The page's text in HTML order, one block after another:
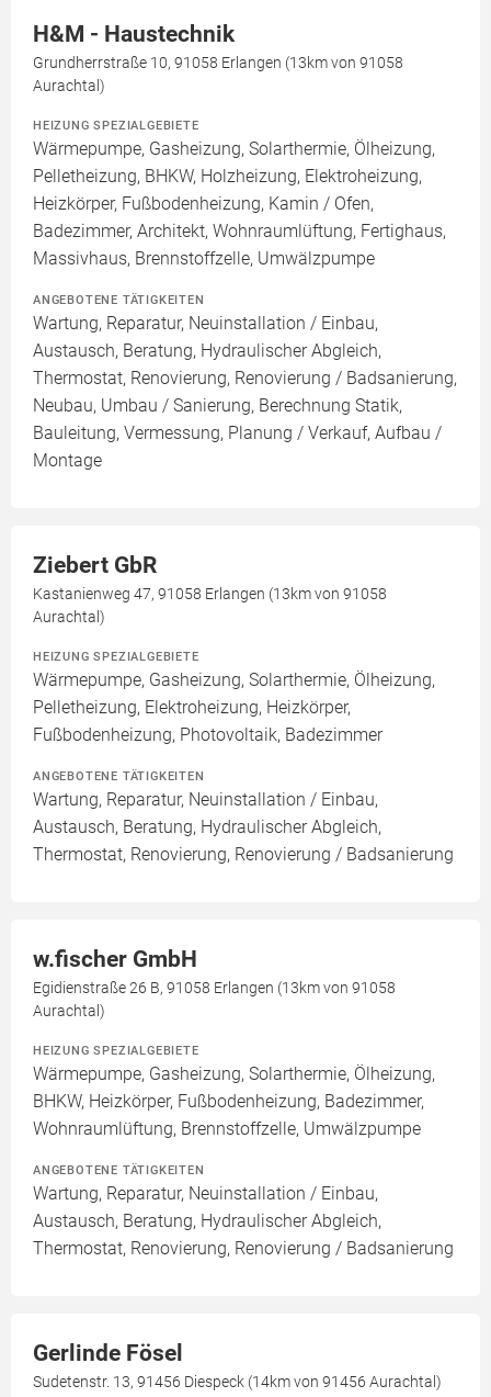
H&M - Haustechnik
Grundherrstraße 10, 91058 Erlangen (13km von 91058
Aurachtal)
HEIZUNG SPEZIALGEBIETE
Wärmepumpe, Gasheizung, Solarthermie, Ölheizung,
Pelletheizung, BHKW, Holzheizung, Elektroheizung,
Heizkörper, Fußbodenheizung, Kamin / Ofen,
Badezimmer, Architekt, Wohnraumlüftung, Fertighaus,
Massivhaus, Brennstoffzelle, Umwälzpumpe
ANGEBOTENE TÄTIGKEITEN
Wartung, Reparatur, Neuinstallation / Einbau,
Austausch, Beratung, Hydraulischer Abgleich,
Thermostat, Renovierung, Renovierung / Badsanierung,
Neubau, Umbau / Sanierung, Berechnung Statik,
Bauleitung, Vermessung, Planung / Verkauf, Aufbau /
Montage
Ziebert GbR
Kastanienweg 47, 91058 Erlangen (13km von 91058
Aurachtal)
HEIZUNG SPEZIALGEBIETE
Wärmepumpe, Gasheizung, Solarthermie, Ölheizung,
Pelletheizung, Elektroheizung, Heizkörper,
Fußbodenheizung, Photovoltaik, Badezimmer
ANGEBOTENE TÄTIGKEITEN
Wartung, Reparatur, Neuinstallation / Einbau,
Austausch, Beratung, Hydraulischer Abgleich,
Thermostat, Renovierung, Renovierung / Badsanierung
w.fischer GmbH
Egidienstraße 26 B, 91058 Erlangen (13km von 91058
Aurachtal)
HEIZUNG SPEZIALGEBIETE
Wärmepumpe, Gasheizung, Solarthermie, Ölheizung,
BHKW, Heizkörper, Fußbodenheizung, Badezimmer,
Wohnraumlüftung, Brennstoffzelle, Umwälzpumpe
ANGEBOTENE TÄTIGKEITEN
Wartung, Reparatur, Neuinstallation / Einbau,
Austausch, Beratung, Hydraulischer Abgleich,
Thermostat, Renovierung, Renovierung / Badsanierung
Gerlinde Fösel
Sudetenstr. 13, 91456 Diespeck (14km von 91456 Aurachtal)